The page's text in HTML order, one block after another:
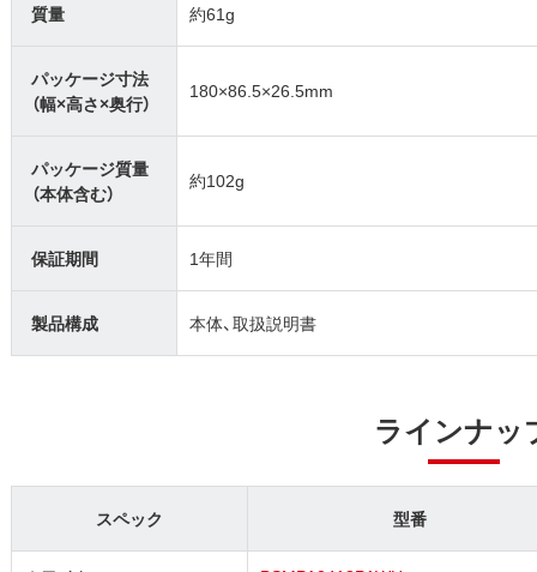
質量 約61g
パッケージ寸法
（幅×高さ×奥行）
180×86.5×26.5mm
パッケージ質量
（本体含む）
約102g
保証期間 1年間
製品構成 本体、取扱説明書
ラインナッ
スペック 型番